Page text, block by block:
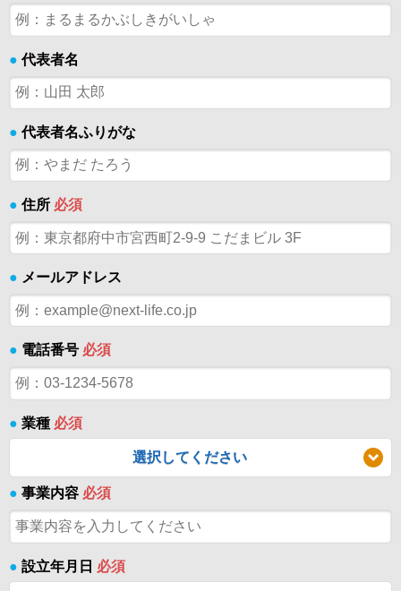
● 代表者名
● 代表者名ふりがな
● 住所 必須
● メールアドレス
● 電話番号 必須
● 業種 必須
選択してください
● 事業内容 必須
● 設立年月日 必須